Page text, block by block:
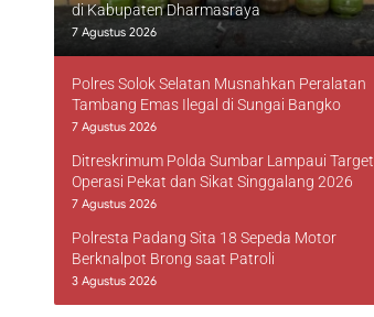
di Kabupaten Dharmasraya
7 Agustus 2026
Polres Solok Selatan Musnahkan Peralatan
Tambang Emas Ilegal di Sungai Bangko
7 Agustus 2026
Ditreskrimum Polda Sumbar Lampaui Target
Operasi Pekat dan Sikat Singgalang 2026
7 Agustus 2026
Polresta Padang Sita 18 Sepeda Motor
Berknalpot Brong saat Patroli
3 Agustus 2026